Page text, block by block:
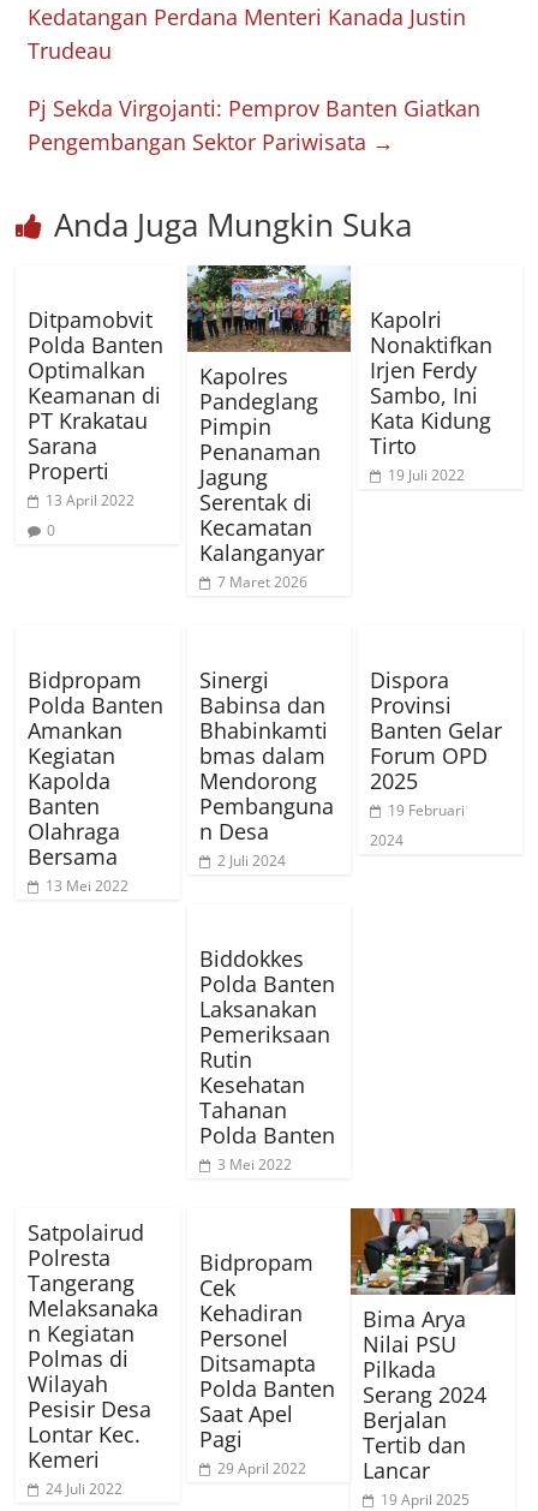
Kedatangan Perdana Menteri Kanada Justin
Trudeau
Pj Sekda Virgojanti: Pemprov Banten Giatkan
Pengembangan Sektor Pariwisata →
Anda Juga Mungkin Suka
Ditpamobvit
Polda Banten
Optimalkan
Keamanan di
PT Krakatau
Sarana
Properti
13 April 2022
0
Kapolres
Pandeglang
Pimpin
Penanaman
Jagung
Serentak di
Kecamatan
Kalanganyar
7 Maret 2026
Kapolri
Nonaktifkan
Irjen Ferdy
Sambo, Ini
Kata Kidung
Tirto
19 Juli 2022
Bidpropam
Polda Banten
Amankan
Kegiatan
Kapolda
Banten
Olahraga
Bersama
13 Mei 2022
Sinergi
Babinsa dan
Bhabinkamti
bmas dalam
Mendorong
Pembanguna
n Desa
2 Juli 2024
Dispora
Provinsi
Banten Gelar
Forum OPD
2025
19 Februari
2024
Biddokkes
Polda Banten
Laksanakan
Pemeriksaan
Rutin
Kesehatan
Tahanan
Polda Banten
3 Mei 2022
Satpolairud
Polresta
Tangerang
Melaksanaka
n Kegiatan
Polmas di
Wilayah
Pesisir Desa
Lontar Kec.
Kemeri
24 Juli 2022
Bidpropam
Cek
Kehadiran
Personel
Ditsamapta
Polda Banten
Saat Apel
Pagi
29 April 2022
Bima Arya
Nilai PSU
Pilkada
Serang 2024
Berjalan
Tertib dan
Lancar
19 April 2025